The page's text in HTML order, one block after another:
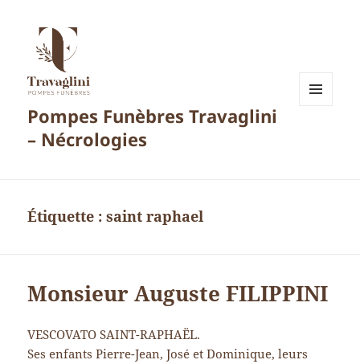
Pompes Funèbres Travaglini
– Nécrologies
Étiquette :saint raphael
Monsieur Auguste FILIPPINI
VESCOVATO SAINT-RAPHAËL.
Ses enfants Pierre-Jean, José et Dominique, leurs